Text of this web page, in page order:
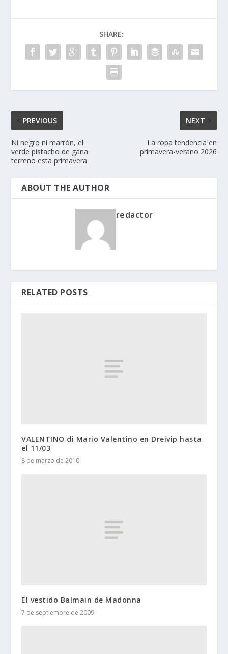
SHARE:
PREVIOUS
Ni negro ni marrón, el
verde pistacho de gana
terreno esta primavera
NEXT
La ropa tendencia en
primavera-verano 2026
ABOUT THE AUTHOR
redactor
RELATED POSTS
VALENTINO di Mario Valentino en Dreivip hasta
el 11/03
8 de marzo de 2010
El vestido Balmain de Madonna
7 de septiembre de 2009